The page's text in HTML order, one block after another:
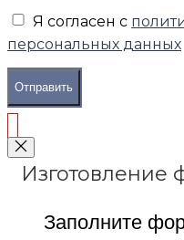
Я согласен с
персональных данных
Отправить
Изготовление
Заполните